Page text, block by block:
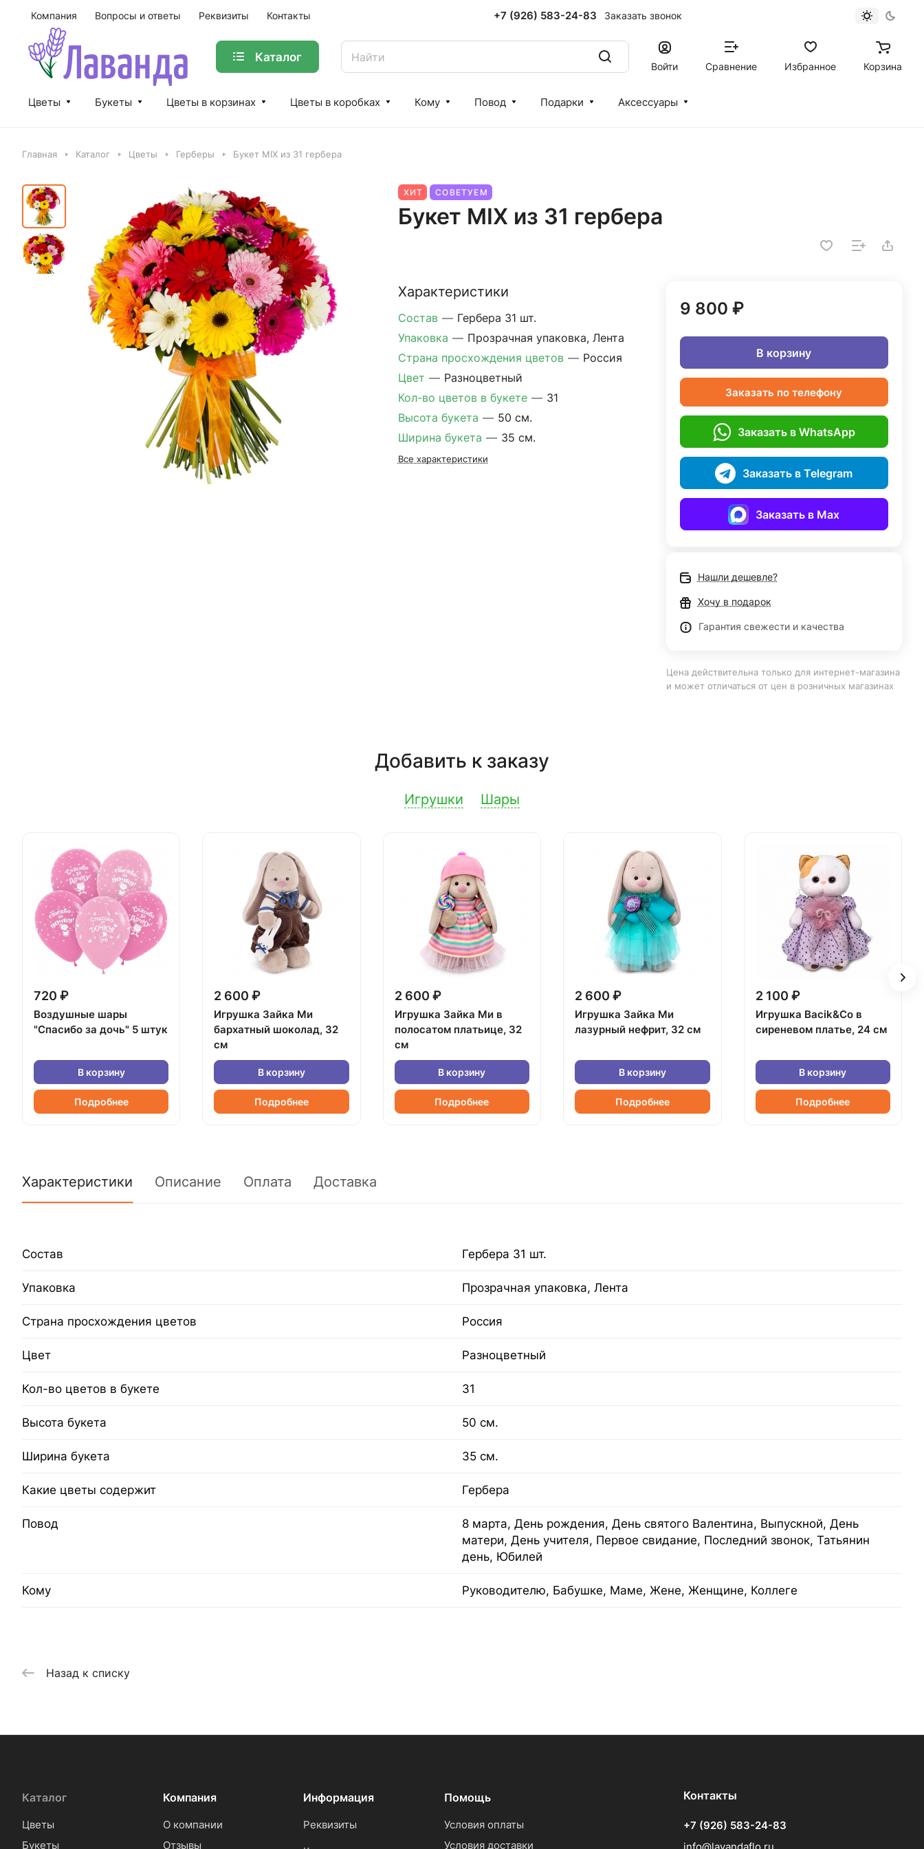
Компания Вопросы и ответы Реквизиты Контакты +7 (926) 583-24-83 Заказать звонок
Каталог
Войти Сравнение Избранное Корзина
Цветы Букеты Цветы в корзинах Цветы в коробках Кому Повод Подарки Аксессуары
Главная Каталог Цветы Герберы Букет MIX из 31 гербера
ХИТ СОВЕТУЕМ
Букет MIX из 31 гербера
Характеристики
Состав — Гербера 31 шт.
Упаковка — Прозрачная упаковка, Лента
Страна просхождения цветов — Россия
Цвет — Разноцветный
Кол-во цветов в букете — 31
Высота букета — 50 см.
Ширина букета — 35 см.
Все характеристики
9 800 ₽
В корзину
Заказать по телефону
Заказать в WhatsApp
Заказать в Telegram
Заказать в Max
Нашли дешевле?
Хочу в подарок
Гарантия свежести и качества
Цена действительна только для интернет-магазина
и может отличаться от цен в розничных магазинах
Добавить к заказу
Игрушки Шары
720 ₽
Воздушные шары
"Спасибо за дочь" 5 штук
В корзину
Подробнее
2 600 ₽
Игрушка Зайка Ми
бархатный шоколад, 32
см
В корзину
Подробнее
2 600 ₽
Игрушка Зайка Ми в
полосатом платьице, 32
см
В корзину
Подробнее
2 600 ₽
Игрушка Зайка Ми
лазурный нефрит, 32 см
В корзину
Подробнее
2 100 ₽
Игрушка Bacik&Co в
сиреневом платье, 24 см
В корзину
Подробнее
Характеристики Описание Оплата Доставка
Состав Гербера 31 шт.
Упаковка Прозрачная упаковка, Лента
Страна просхождения цветов Россия
Цвет Разноцветный
Кол-во цветов в букете 31
Высота букета 50 см.
Ширина букета 35 см.
Какие цветы содержит Гербера
Повод
8 марта, День рождения, День святого Валентина, Выпускной, День
матери, День учителя, Первое свидание, Последний звонок, Татьянин
день, Юбилей
Кому Руководителю, Бабушке, Маме, Жене, Женщине, Коллеге
Назад к списку
Каталог
Цветы
Букеты
Компания
О компании
Отзывы
Информация
Реквизиты
Помощь
Условия оплаты
Условия доставки
Контакты
+7 (926) 583-24-83